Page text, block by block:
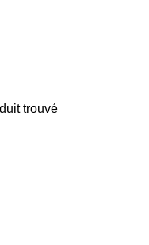
trouvé